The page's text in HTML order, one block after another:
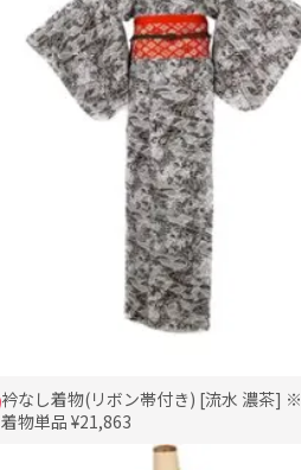
衿なし着物(リボン帯付き) [流水 濃茶] ※
着物単品 ¥21,863